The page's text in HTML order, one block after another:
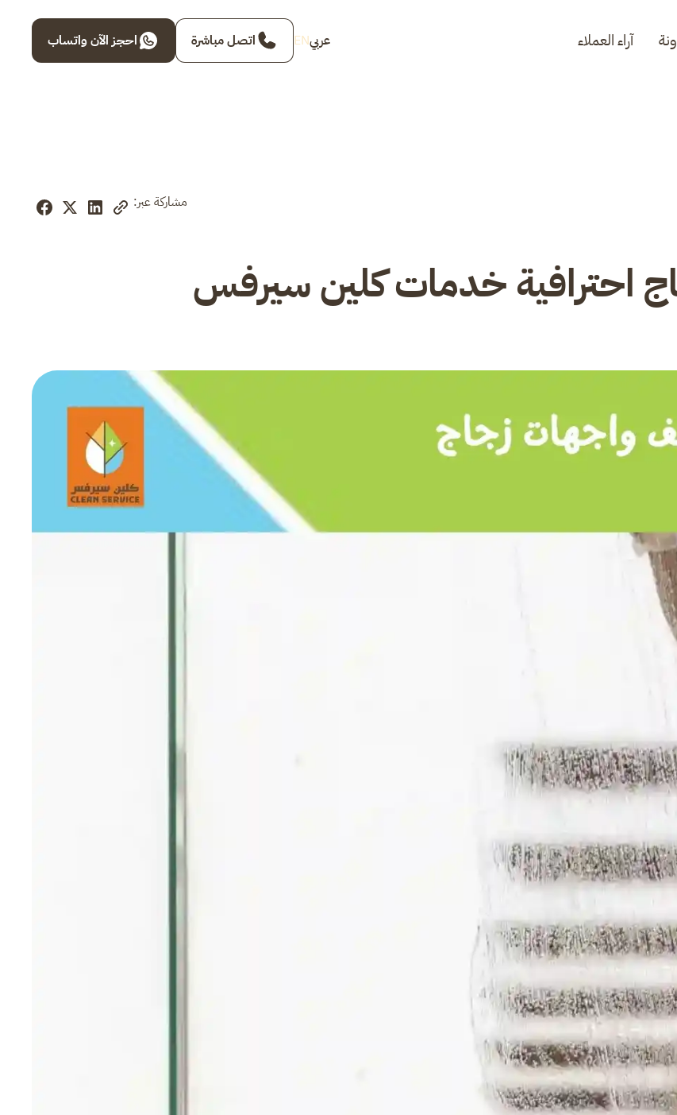
آراء العملاء عربيEN اتصل مباشرة احجز الآن واتساب
مشاركة عبر:
احترافية خدمات كلين سيرفس